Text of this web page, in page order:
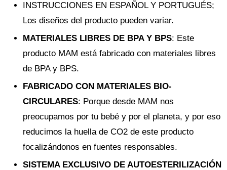
INSTRUCCIONES EN ESPAÑOL Y PORTUGUÉS;
Los diseños del producto pueden variar.
MATERIALES LIBRES DE BPA Y BPS: Este
producto MAM está fabricado con materiales libres
de BPA y BPS.
FABRICADO CON MATERIALES BIO-
CIRCULARES: Porque desde MAM nos
preocupamos por tu bebé y por el planeta, y por eso
reducimos la huella de CO2 de este producto
focalizándonos en fuentes responsables.
SISTEMA EXCLUSIVO DE AUTOESTERILIZACIÓN